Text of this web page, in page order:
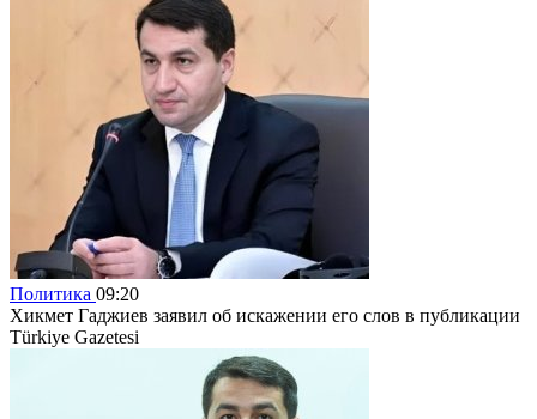
Политика 09:20
Хикмет Гаджиев заявил об искажении его слов в публикации
Türkiye Gazetesi